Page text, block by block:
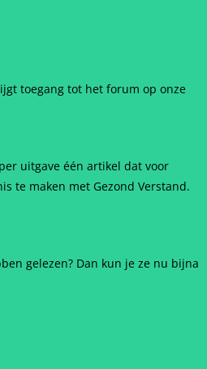
toegang tot het forum op onze
uitgave één artikel dat voor
te maken met Gezond Verstand.
gelezen? Dan kun je ze nu bijna